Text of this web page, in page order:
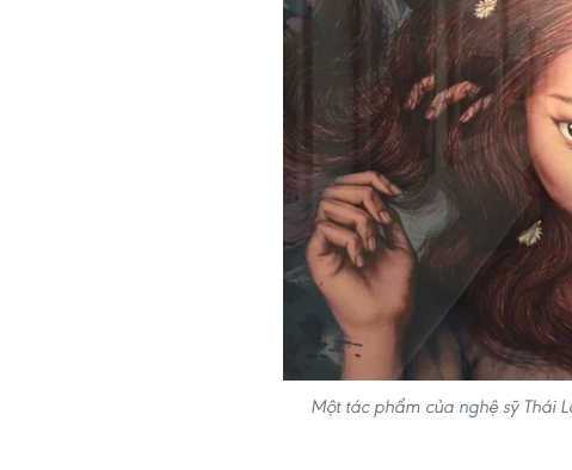
Một tác phẩm của nghệ sỹ Thái